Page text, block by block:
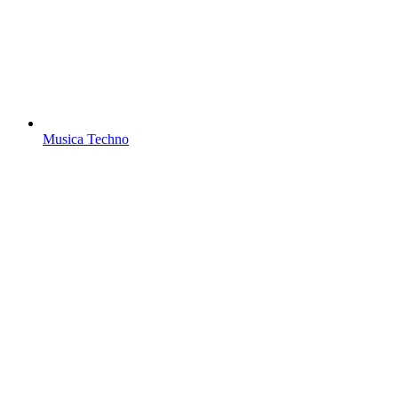
Musica Techno